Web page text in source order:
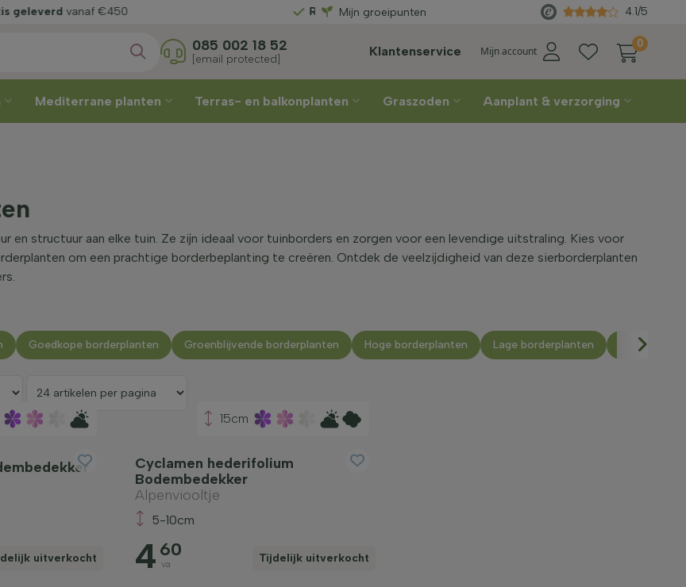
zelfuw leverweek Gratis geleverdvanaf €450
Mijn groeipunten 4.1/5
Klantenservice Mijn account
0
085 002 18 52
[email protected]
Mediterrane planten Terras- en balkonplanten Graszoden Aanplant & verzorging
en structuur aan elke tuin. Ze zijn ideaal voor tuinborders en zorgen voor een levendige uitstraling. Kies voor
om een prachtige borderbeplanting te creëren. Ontdek de veelzijdigheid van deze sierborderplanten
Goedkope borderplanten Groenblijvende borderplanten Hoge borderplanten Lage borderplanten Makkelijke
uitverkocht
15cm
Cyclamen hederifolium
Bodembedekker
Alpenviooltje
5-10cm
4 60
va Tijdelijk uitverkocht